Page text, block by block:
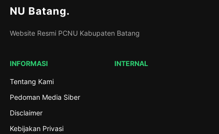
NU Batang.
Website Resmi PCNU Kabupaten Batang
INFORMASI
Tentang Kami
Pedoman Media Siber
Disclaimer
Kebijakan Privasi
INTERNAL